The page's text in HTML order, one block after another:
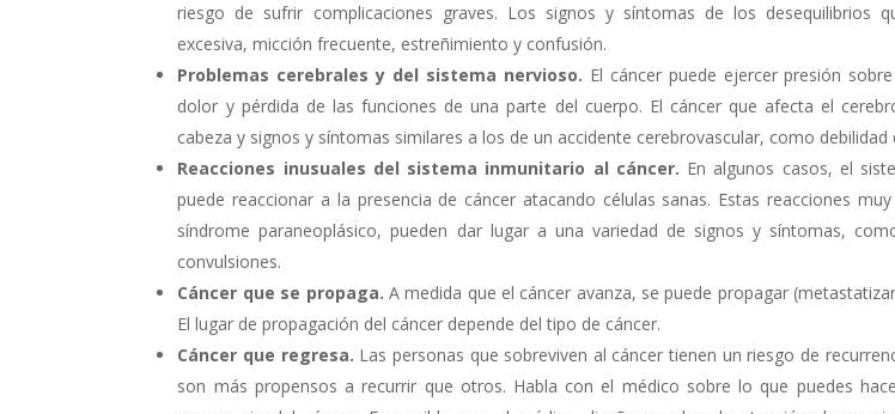
riesgo de sufrir complicaciones graves. Los signos y síntomas de los desequilibrios
excesiva, micción frecuente, estreñimiento y confusión.
Problemas cerebrales y del sistema nervioso. El cáncer puede ejercer presión
dolor y pérdida de las funciones de una parte del cuerpo. El cáncer que afecta el
cabeza y signos y síntomas similares a los de un accidente cerebrovascular, como debilidad
Reacciones inusuales del sistema inmunitario al cáncer. En algunos casos, el
puede reaccionar a la presencia de cáncer atacando células sanas. Estas reacciones
síndrome paraneoplásico, pueden dar lugar a una variedad de signos y síntomas,
convulsiones.
Cáncer que se propaga. A medida que el cáncer avanza, se puede propagar
El lugar de propagación del cáncer depende del tipo de cáncer.
Cáncer que regresa. Las personas que sobreviven al cáncer tienen un riesgo de
son más propensos a recurrir que otros. Habla con el médico sobre lo que puedes